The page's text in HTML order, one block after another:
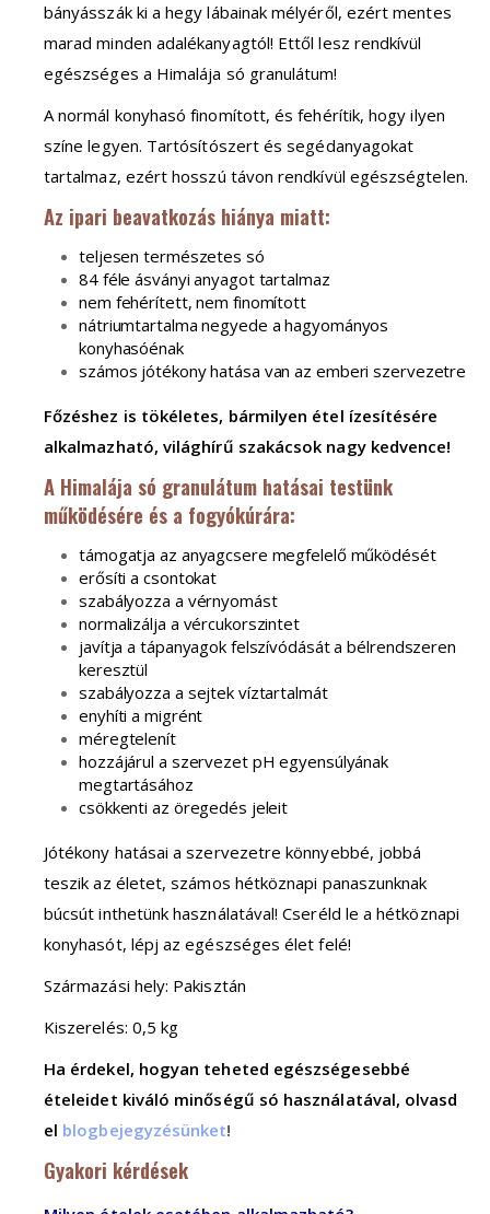
bányásszák ki a hegy lábainak mélyéről, ezért mentes
marad minden adalékanyagtól! Ettől lesz rendkívül
egészséges a Himalája só granulátum!
A normál konyhasó finomított, és fehérítik, hogy ilyen
színe legyen. Tartósítószert és segédanyagokat
tartalmaz, ezért hosszú távon rendkívül egészségtelen.
Az ipari beavatkozás hiánya miatt:
teljesen természetes só
84 féle ásványi anyagot tartalmaz
nem fehérített, nem finomított
nátriumtartalma negyede a hagyományos
konyhasóénak
számos jótékony hatása van az emberi szervezetre
Főzéshez is tökéletes, bármilyen étel ízesítésére
alkalmazható, világhírű szakácsok nagy kedvence!
A Himalája só granulátum hatásai testünk
működésére és a fogyókúrára:
támogatja az anyagcsere megfelelő működését
erősíti a csontokat
szabályozza a vérnyomást
normalizálja a vércukorszintet
javítja a tápanyagok felszívódását a bélrendszeren
keresztül
szabályozza a sejtek víztartalmát
enyhíti a migrént
méregtelenít
hozzájárul a szervezet pH egyensúlyának
megtartásához
csökkenti az öregedés jeleit
Jótékony hatásai a szervezetre könnyebbé, jobbá
teszik az életet, számos hétköznapi panaszunknak
búcsút inthetünk használatával! Cseréld le a hétköznapi
konyhasót, lépj az egészséges élet felé!
Származási hely: Pakisztán
Kiszerelés: 0,5 kg
Ha érdekel, hogyan teheted egészségesebbé
ételeidet kiváló minőségű só használatával, olvasd
el blogbejegyzésünket!
Gyakori kérdések